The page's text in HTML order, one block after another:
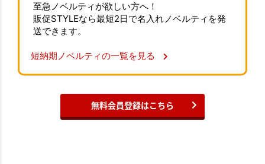
至急ノベルティが欲しい方へ！
販促STYLEなら最短2日で名入れノベルティを発
送できます。
短納期ノベルティの一覧を見る
無料会員登録はこちら